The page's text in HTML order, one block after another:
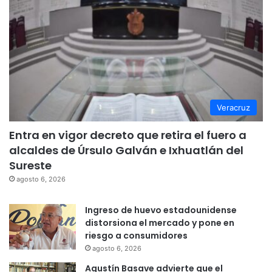
Veracruz
Entra en vigor decreto que retira el fuero a
alcaldes de Úrsulo Galván e Ixhuatlán del
Sureste
agosto 6, 2026
Ingreso de huevo estadounidense
distorsiona el mercado y pone en
riesgo a consumidores
agosto 6, 2026
Agustín Basave advierte que el